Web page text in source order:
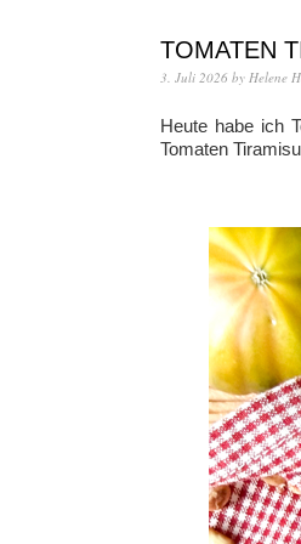
TOMATEN
3. Juli 2026 by Helene
Heute habe ich
Tomaten